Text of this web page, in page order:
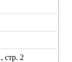
стр. 2